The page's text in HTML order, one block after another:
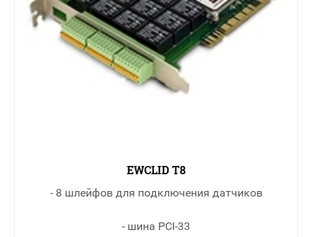
EWCLID T8
- 8 шлейфов для подключения датчиков
- шина PCI-33